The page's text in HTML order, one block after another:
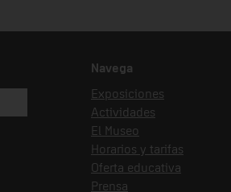
Navega
Exposiciones
Actividades
El Museo
Horarios y tarifas
Oferta educativa
Prensa